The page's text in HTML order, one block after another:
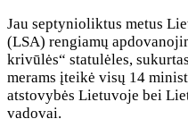
Jau septynioliktus metus
(LSA) rengiamų
krivūlės“ statulėles,
merams įteikė visų 14
atstovybės Lietuvoje bei
vadovai.